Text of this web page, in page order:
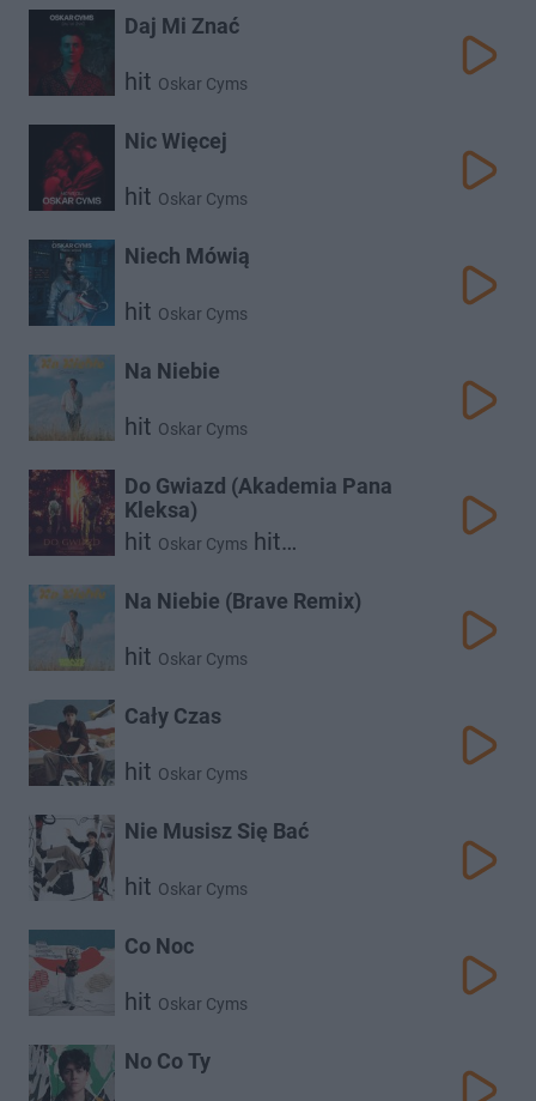
Daj Mi Znać
hit Oskar Cyms
Nic Więcej
hit Oskar Cyms
Niech Mówią
hit Oskar Cyms
Na Niebie
hit Oskar Cyms
Do Gwiazd (Akademia Pana
Kleksa)
hit Oskar Cyms hit
Na Niebie (Brave Remix)
hit Oskar Cyms
Cały Czas
hit Oskar Cyms
Nie Musisz Się Bać
hit Oskar Cyms
Co Noc
hit Oskar Cyms
No Co Ty